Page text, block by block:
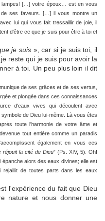
lampes! […] votre époux… est en vous
de ses faveurs. […] il vous montre un
lui qui vous fait tressaillir de joie, il
d'être ce que je suis pour être à toi et
je suis», car si je suis toi, il
reste qui je suis pour avoir la
à toi. Un peu plus loin il dit
de ses grâces et de ses vertus,
et plongée dans ces connaissances
d'eaux vives qui découlent avec
de Dieu lui-même. Là vous êtes
toute l'harmonie de votre âme et
tout entière comme un paradis
également en vous ces
réjouit la cité de Dieu” (Ps. XIV, 5). Oh!
épanche alors des eaux divines; elle est
rejaillit de toutes parts dans les eaux
l'expérience du fait que Dieu
nature et nous donner une